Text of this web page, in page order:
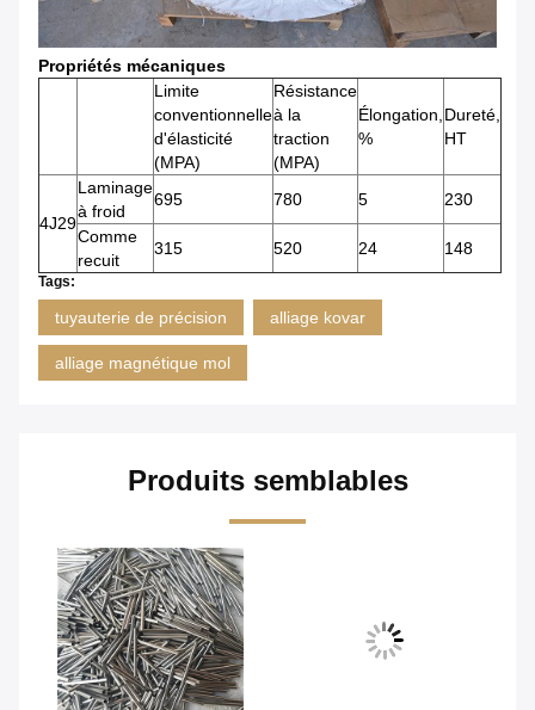
Propriétés mécaniques
Limite
conventionnelle
d'élasticité
(MPA)
Résistance
à la
traction
(MPA)
Élongation,
%
Dureté,
HT
4J29
Laminage
à froid
695 780 5
230
Comme
recuit
315 520 24 148
Tags:
tuyauterie de précision alliage kovar
alliage magnétique mol
Produits semblables